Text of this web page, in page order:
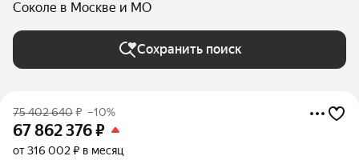
Соколе в Москве и МО
Сохранить поиск
75 402 640₽ –10%
67 862 376₽
от 316 002 ₽ в месяц